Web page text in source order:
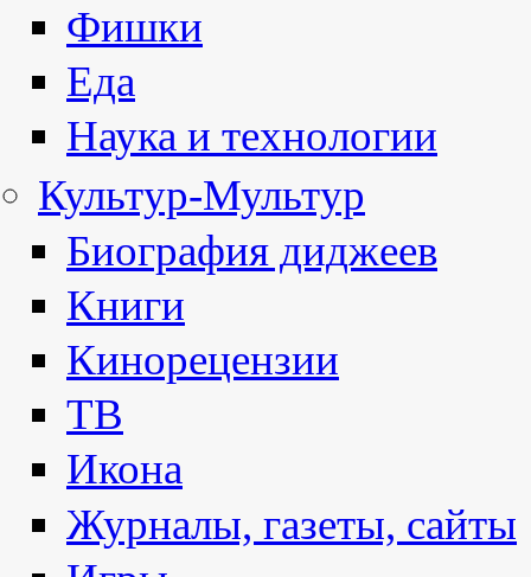
Фишки
Еда
Наука и технологии
Культур-Мультур
Биография диджеев
Книги
Кинорецензии
ТВ
Икона
Журналы, газеты, сайты